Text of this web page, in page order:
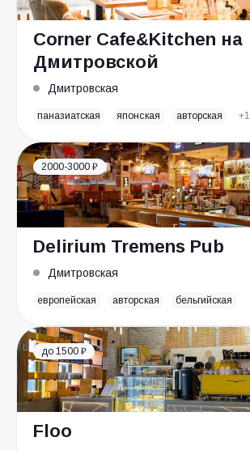
Corner Cafe&Kitchen на
Дмитровской
Дмитровская
паназиатская японская авторская +1
2000-3000 ₽
Delirium Tremens Pub
Дмитровская
европейская авторская бельгийская
до 1500 ₽
Floo